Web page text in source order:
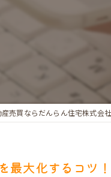
マンショントラブルでの
売買ならだんらん住宅株式会社
最大化するコツ！